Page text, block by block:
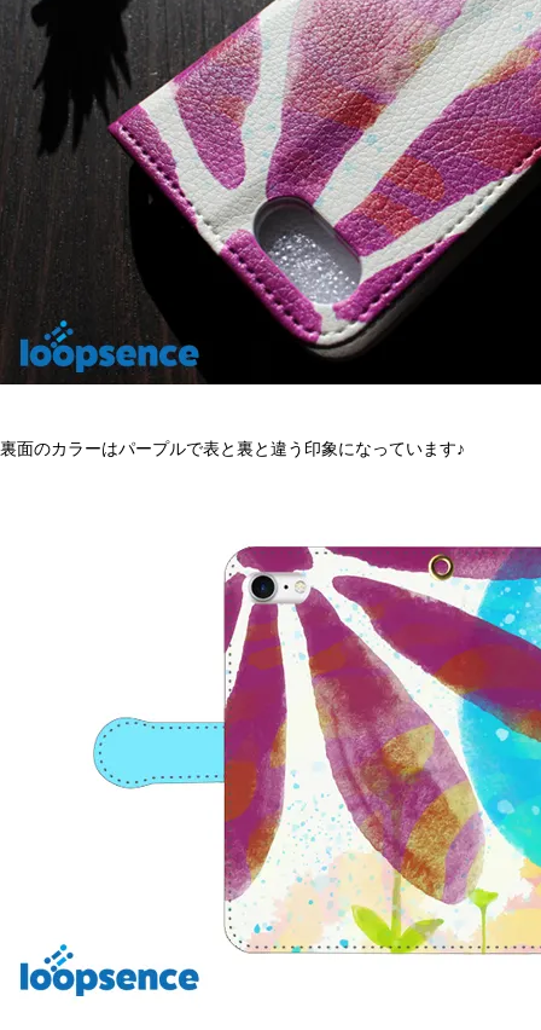
裏面のカラーはパープルで表と裏と違う印象になっています♪